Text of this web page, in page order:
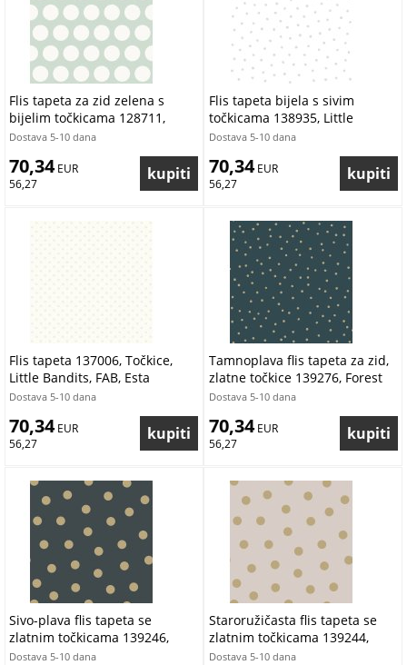
Flis tapeta za zid zelena s
bijelim točkicama 128711,
Little Bandits, Esta
Dostava 5-10 dana
70,34 EUR
56,27
Flis tapeta bijela s sivim
točkicama 138935, Little
Bandits, Esta
Dostava 5-10 dana
70,34 EUR
56,27
Flis tapeta 137006, Točkice,
Little Bandits, FAB, Esta
Dostava 5-10 dana
70,34 EUR
56,27
Tamnoplava flis tapeta za zid,
zlatne točkice 139276, Forest
Friends, Esta
Dostava 5-10 dana
70,34 EUR
56,27
Sivo-plava flis tapeta se
zlatnim točkicama 139246,
Forest Friends, Esta
Dostava 5-10 dana
Staroružičasta flis tapeta se
zlatnim točkicama 139244,
Forest Friends, Esta
Dostava 5-10 dana